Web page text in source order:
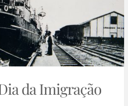
da Imigração